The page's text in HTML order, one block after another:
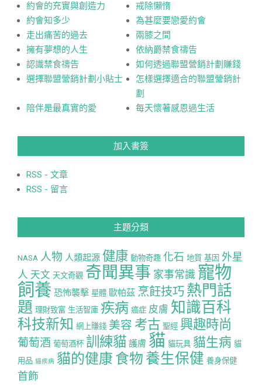
約會的充實與創造力
戒除懶惰
約會知多少
為甚麼要戀愛約會
走出痛苦的過去
兩膝之間
擁有夢想的人生
依納爵禁食禱告
認識禁食禱告
如何透過聯盟營銷計劃賺錢
選擇聯盟營銷計劃小貼士
怎樣選擇適合的聯盟營銷計
劃
陪伴是最真實的愛
每天懷著感恩過生活
加入書簽
RSS - 文章
RSS - 留言
主題分類
NASA 人物 人類起源 健康 動物奇趣 化石 地質 基因 外星
人 天文 天文奇觀 奇聞異事 家事常識 寵物
飼養 恐怖襲擊 星體 歐帕茲 烹飪技巧 熱門話
題 理財致富 生活智庫 疾病 癌症 皮膚 知識百科
科技新知 網上賺錢 美容 考古 聖經 興趣時尚
葡萄酒 葡萄酒杯 訓練貓 護膚 貓 貓玩具 貓生病 貓
用品 貓疾病 貓的健康 食物 養生保健 養身保健
首飾